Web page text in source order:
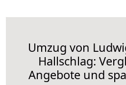
Umzug von
Hallschlag:
Angebote und